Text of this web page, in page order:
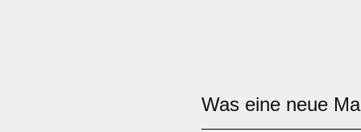
Was eine neue